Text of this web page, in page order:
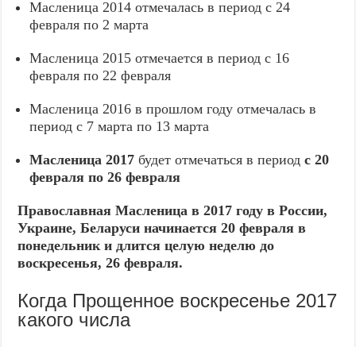
Масленица 2014 отмечалась в период с 24
февраля по 2 марта
Масленица 2015 отмечается в период с 16
февраля по 22 февраля
Масленица 2016 в прошлом году отмечалась в
период с 7 марта по 13 марта
Масленица 2017 будет отмечаться в периодс 20
февраля по 26 февраля
Православная Масленица в 2017году в России,
Украине, Беларусиначинается 20 февраля в
понедельник и длится целую неделю до
воскресенья, 26 февраля.
Когда Прощенное воскресенье 2017
какого числа